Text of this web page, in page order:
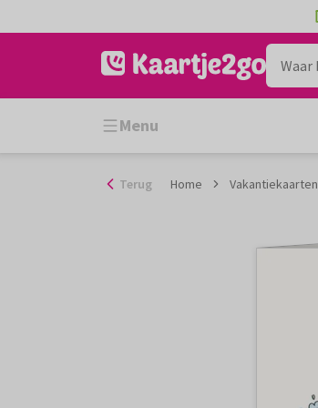
naar
Menu
Terug Home Vakantiekaarten